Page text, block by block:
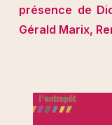
présence de
Gérald Marix,